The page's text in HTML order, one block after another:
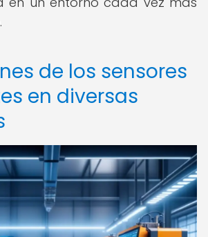
de los sensores
en diversas